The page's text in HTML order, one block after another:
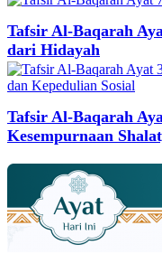
Tafsir Al-Baqarah
dari Hidayah
Tafsir Al-Baqarah
Kesempurnaan